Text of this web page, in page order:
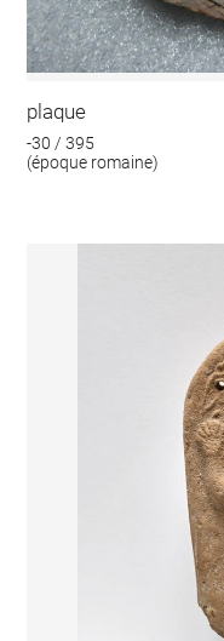
plaque
-30 / 395
(époque romaine)